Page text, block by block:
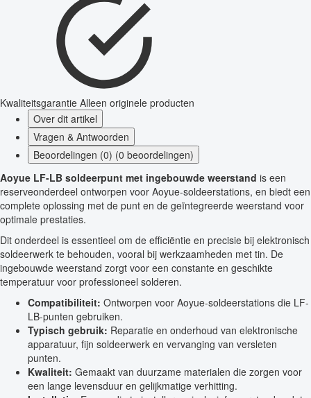
Kwaliteitsgarantie Alleen originele producten
Over dit artikel
Vragen & Antwoorden
Beoordelingen (0) (0 beoordelingen)
Aoyue LF-LB soldeerpunt met ingebouwde weerstand is een
reserveonderdeel ontworpen voor Aoyue-soldeerstations, en biedt een
complete oplossing met de punt en de geïntegreerde weerstand voor
optimale prestaties.
Dit onderdeel is essentieel om de efficiëntie en precisie bij elektronisch
soldeerwerk te behouden, vooral bij werkzaamheden met tin. De
ingebouwde weerstand zorgt voor een constante en geschikte
temperatuur voor professioneel solderen.
Compatibiliteit: Ontworpen voor Aoyue-soldeerstations die LF-
LB-punten gebruiken.
Typisch gebruik: Reparatie en onderhoud van elektronische
apparatuur, fijn soldeerwerk en vervanging van versleten
punten.
Kwaliteit: Gemaakt van duurzame materialen die zorgen voor
een lange levensduur en gelijkmatige verhitting.